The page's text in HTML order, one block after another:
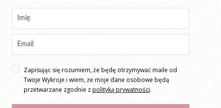
Zapisując się rozumiem, że będę otrzymywać maile od
Twoje Wykroje i wiem, że moje dane osobowe będą
przetwarzane zgodnie zpolityką prywatności.